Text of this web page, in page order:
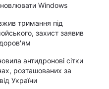
Windows
тримання під
захист заявив
антидронові сітки
розташованих за
України